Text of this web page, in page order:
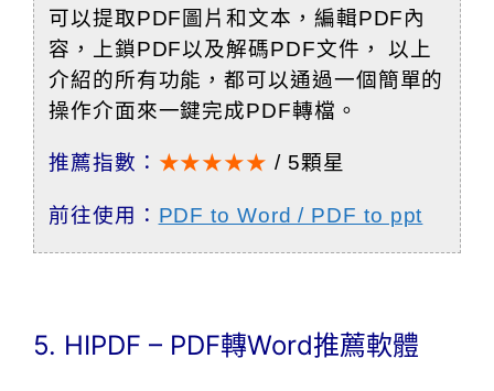
可以提取PDF圖片和文本，編輯PDF內
容，上鎖PDF以及解碼PDF文件， 以上
介紹的所有功能，都可以通過一個簡單的
操作介面來一鍵完成PDF轉檔。
推薦指數： ★★★★★ / 5顆星
前往使用： PDF to Word / PDF to ppt
5. HIPDF – PDF轉Word推薦軟體